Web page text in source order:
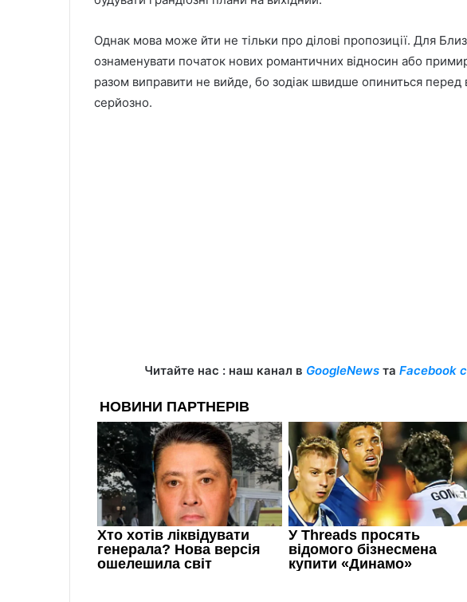
Однак мова може йти не тільки про ділові пропозиції. Для
ознаменувати початок нових романтичних відносин або
разом виправити не вийде, бо зодіак швидше опиниться перед
серйозно.
Читайте нас : наш канал в GoogleNewsта Facebook